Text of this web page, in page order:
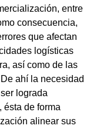
entre
consecuencia,
que afectan
logísticas
así como de las
ahí la necesidad
lograda
ésta de forma
alinear sus